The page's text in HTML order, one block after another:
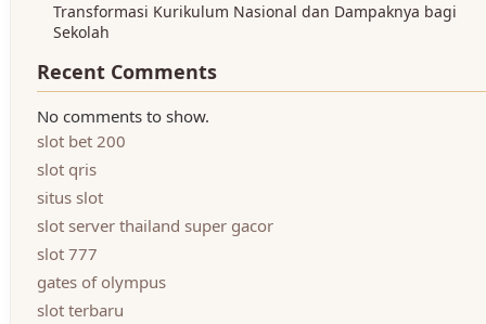
Transformasi Kurikulum Nasional dan Dampaknya bagi
Sekolah
Recent Comments
No comments to show.
slot bet 200
slot qris
situs slot
slot server thailand super gacor
slot 777
gates of olympus
slot terbaru